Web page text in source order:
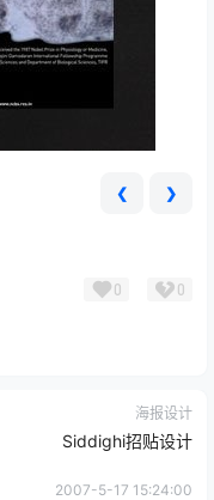
❮ ❯
0 0
海报设计
Siddighi招贴设计
2007-5-17 15:24:00